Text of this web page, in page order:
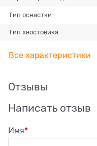
Тип оснастки
Тип хвостовика
Все характеристики
Отзывы
Написать отзыв
Имя